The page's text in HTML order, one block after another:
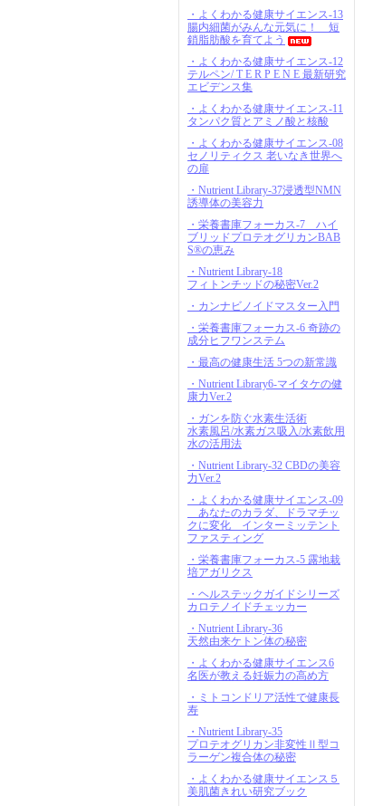
・よくわかる健康サイエンス-13
腸内細菌がみんな元気に！ 短
鎖脂肪酸を育てよう
・よくわかる健康サイエンス-12
テルペン/ T E R P E N E 最新研究
エビデンス集
・よくわかる健康サイエンス-11
タンパク質とアミノ酸と核酸
・よくわかる健康サイエンス-08
セノリティクス 老いなき世界へ
の扉
・Nutrient Library-37浸透型NMN
誘導体の美容力
・栄養書庫フォーカス-7 ハイ
ブリッドプロテオグリカンBAB
S®の恵み
・Nutrient Library-18
フィトンチッドの秘密Ver.2
・カンナビノイドマスター入門
・栄養書庫フォーカス-6 奇跡の
成分ヒフワンステム
・最高の健康生活 5つの新常識
・Nutrient Library6-マイタケの健
康力Ver.2
・ガンを防ぐ水素生活術
水素風呂/水素ガス吸入/水素飲用
水の活用法
・Nutrient Library-32 CBDの美容
力Ver.2
・よくわかる健康サイエンス-09
あなたのカラダ、ドラマチッ
クに変化 インターミッテント
ファスティング
・栄養書庫フォーカス-5 露地栽
培アガリクス
・ヘルステックガイドシリーズ
カロテノイドチェッカー
・Nutrient Library-36
天然由来ケトン体の秘密
・よくわかる健康サイエンス6
名医が教える妊娠力の高め方
・ミトコンドリア活性で健康長
寿
・Nutrient Library-35
プロテオグリカン非変性Ⅱ型コ
ラーゲン複合体の秘密
・よくわかる健康サイエンス５
美肌菌きれい研究ブック